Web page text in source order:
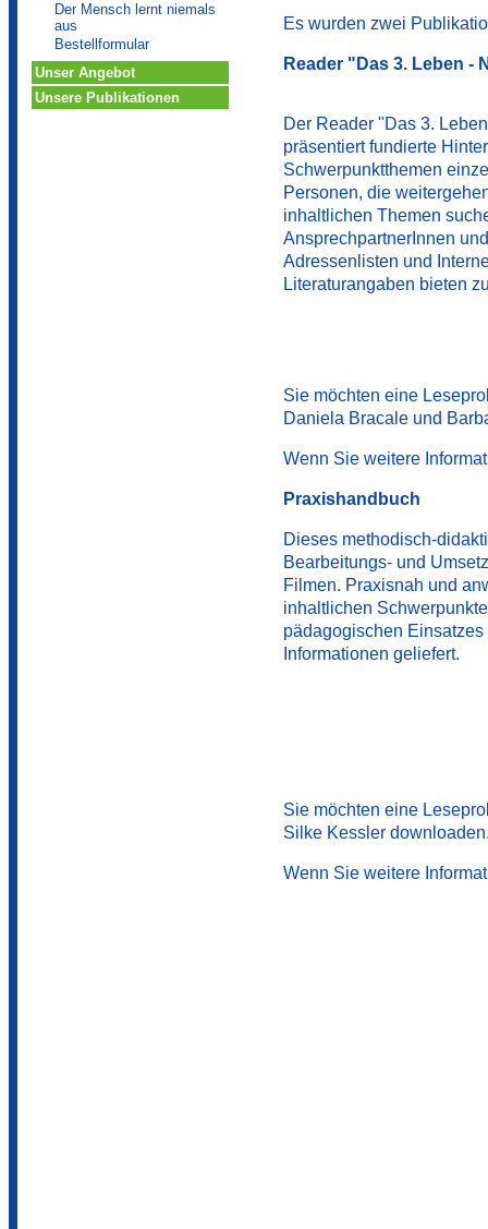
Der Mensch lernt niemals
aus
Bestellformular
Unser Angebot
Unsere Publikationen
Es wurden zwei
Reader "Das 3. Leben -
Der Reader "Das 3.
präsentiert fundierte
Schwerpunktthemen
Personen, die
inhaltlichen Themen
AnsprechpartnerInnen
Adressenlisten und
Literaturangaben bieten
Sie möchten eine
Daniela Bracale und
Wenn Sie weitere
Praxishandbuch
Dieses methodisch-
Bearbeitungs- und
Filmen. Praxisnah und
inhaltlichen
pädagogischen
Informationen geliefert.
Sie möchten eine
Silke Kessler
Wenn Sie weitere